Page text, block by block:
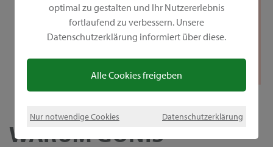
optimal zu gestalten und Ihr Nutzererlebnis
fortlaufend zu verbessern. Unsere
Datenschutzerklärung informiert über diese.
Alle Cookies freigeben
Nur notwendige Cookies Datenschutzerklärung
WARUM GONIS